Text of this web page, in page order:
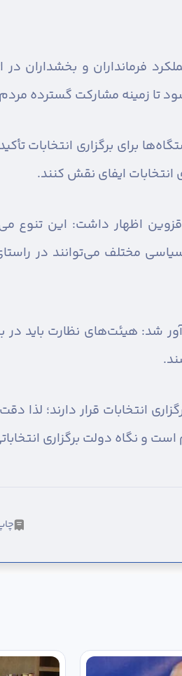
فرمانداران و بخشداران
تا زمینه مشارکت گسترده
برای برگزاری انتخابات
انتخابات ایفای نقش کنند.
قزوین اظهار داشت: این تنوع
مختلف می‌توانند در
شد: هیئت‌های نظارت باید در
انتخابات قرار دارند؛ لذا
و نگاه دولت برگزاری